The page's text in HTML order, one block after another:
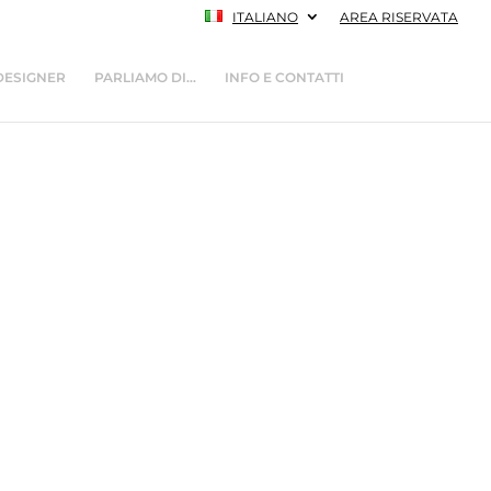
ITALIANO AREA RISERVATA
PARLIAMO DI… INFO E CONTATTI